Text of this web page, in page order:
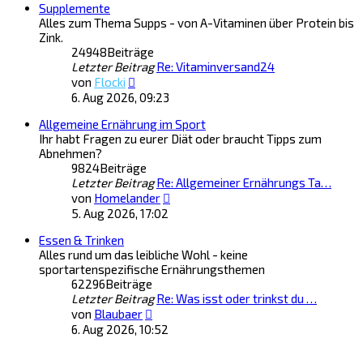
Supplemente
Alles zum Thema Supps - von A-Vitaminen über Protein bis
Zink.
24948Beiträge
Letzter Beitrag Re: Vitaminversand24
von Flocki
Beitrag
6. Aug 2026, 09:23
Allgemeine Ernährung im Sport
Ihr habt Fragen zu eurer Diät oder braucht Tipps zum
Abnehmen?
9824Beiträge
Letzter Beitrag Re: Allgemeiner Ernährungs Ta…
von Homelander
5. Aug 2026, 17:02
Essen & Trinken
Alles rund um das leibliche Wohl - keine
sportartenspezifische Ernährungsthemen
62296Beiträge
Letzter Beitrag Re: Was isst oder trinkst du …
von Blaubaer
Beitrag
6. Aug 2026, 10:52